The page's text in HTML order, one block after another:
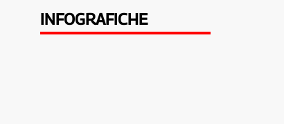
INFOGRAFICHE